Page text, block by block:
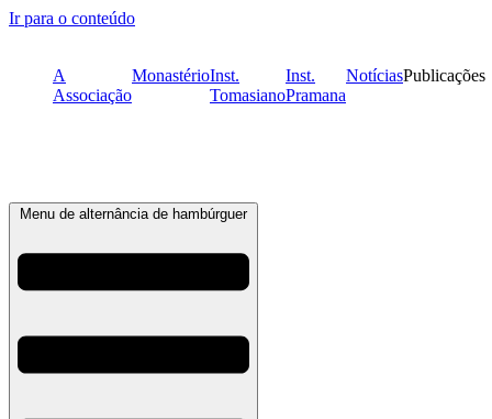
Ir para o conteúdo
A
Associação
MonastérioInst.
Tomasiano
Inst.
Pramana
NotíciasPublicações
Menu de alternância de hambúrguer